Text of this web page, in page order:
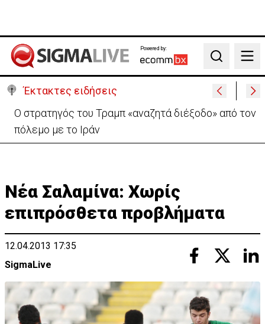
Powered by:
Search
Έκτακτες ειδήσεις
Απόπειρα φόνου σε μοναστήρι: 6ημερη κράτηση
στον μοναχό – Τι προηγήθηκε
Νέα Σαλαμίνα: Χωρίς
επιπρόσθετα προβλήματα
12.04.2013 17:35
SigmaLive